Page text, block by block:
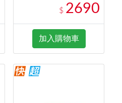
$ 2690
加入購物車